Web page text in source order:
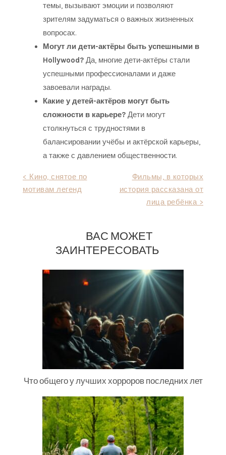
темы, вызывают эмоции и позволяют
зрителям задуматься о важных жизненных
вопросах.
Могут ли дети-актёры быть успешными в
Hollywood? Да, многие дети-актёры стали
успешными профессионалами и даже
завоевали награды.
Какие у детей-актёров могут быть
сложности в карьере? Дети могут
столкнуться с трудностями в
балансировании учёбы и актёрской карьеры,
а также с давлением общественности.
Навигация
< Кино, снятое по
мотивам легенд
Фильмы, в которых
история рассказана от
лица ребёнка >
ВАС МОЖЕТ
ЗАИНТЕРЕСОВАТЬ
Что общего у лучших хорроров последних лет